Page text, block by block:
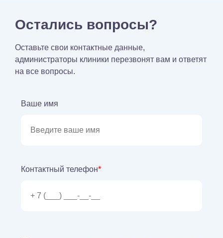
Остались вопросы?
Оставьте свои контактные данные,
администраторы клиники перезвонят вам и ответят
на все вопросы.
Ваше имя
Контактный телефон*